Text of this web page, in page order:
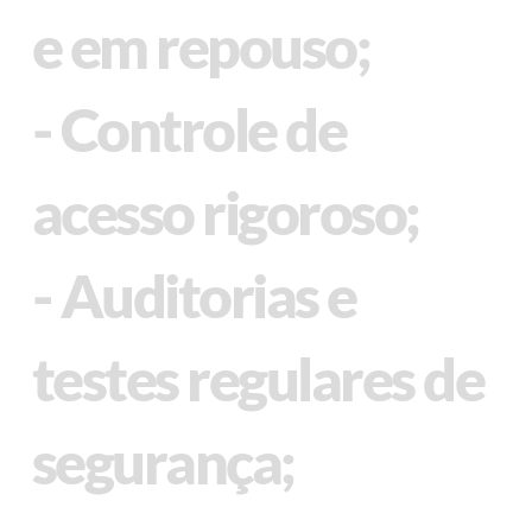
e em repouso;
- Controle de
acesso rigoroso;
- Auditorias e
testes regulares de
segurança;